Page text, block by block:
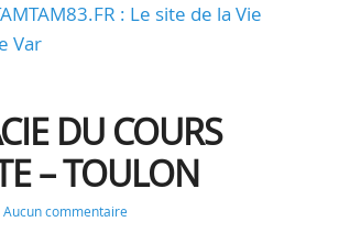
: Le site de la Vie
Var
DU COURS
– TOULON
Aucun commentaire